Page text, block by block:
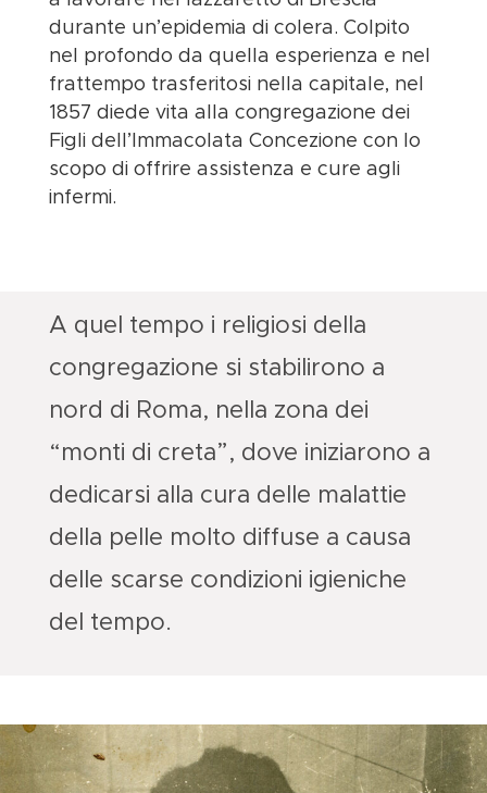
durante un’epidemia di colera. Colpito
nel profondo da quella esperienza e nel
frattempo trasferitosi nella capitale, nel
1857 diede vita alla congregazione dei
Figli dell’Immacolata Concezione con lo
scopo di offrire assistenza e cure agli
infermi.
A quel tempo i religiosi della
congregazione si stabilirono a
nord di Roma, nella zona dei
“monti di creta”, dove iniziarono a
dedicarsi alla cura delle malattie
della pelle molto diffuse a causa
delle scarse condizioni igieniche
del tempo.